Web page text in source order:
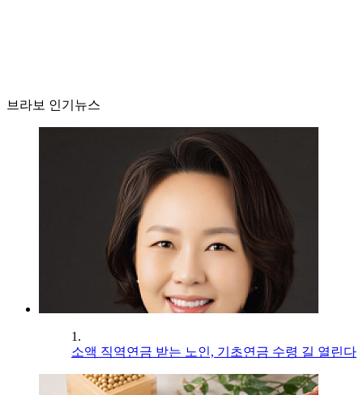
브라보 인기뉴스
1.
소액 직역연금 받는 노인, 기초연금 수령 길 열린다